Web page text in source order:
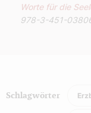
Worte für die
978-3-451-
Schlagwörter